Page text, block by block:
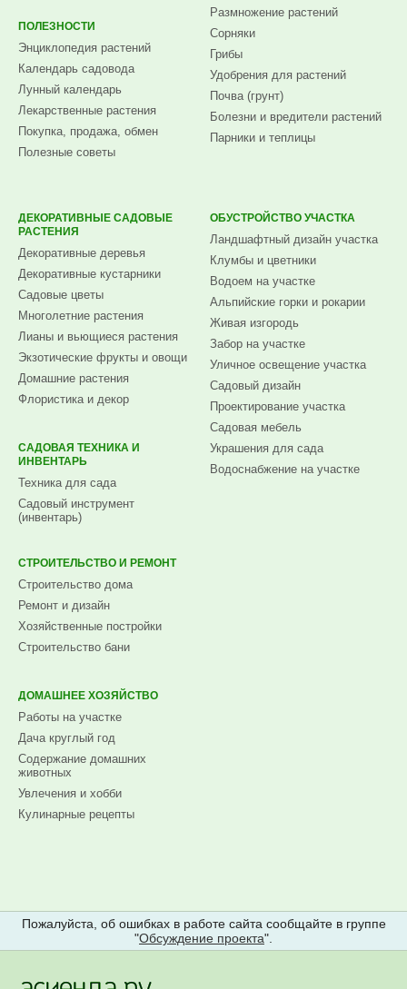
ПОЛЕЗНОСТИ
Энциклопедия растений
Календарь садовода
Лунный календарь
Лекарственные растения
Покупка, продажа, обмен
Полезные советы
Размножение растений
Сорняки
Грибы
Удобрения для растений
Почва (грунт)
Болезни и вредители растений
Парники и теплицы
ДЕКОРАТИВНЫЕ САДОВЫЕ
РАСТЕНИЯ
Декоративные деревья
Декоративные кустарники
Садовые цветы
Многолетние растения
Лианы и вьющиеся растения
Экзотические фрукты и овощи
Домашние растения
Флористика и декор
САДОВАЯ ТЕХНИКА И
ИНВЕНТАРЬ
Техника для сада
Садовый инструмент
(инвентарь)
ОБУСТРОЙСТВО УЧАСТКА
Ландшафтный дизайн участка
Клумбы и цветники
Водоем на участке
Альпийские горки и рокарии
Живая изгородь
Забор на участке
Уличное освещение участка
Садовый дизайн
Проектирование участка
Садовая мебель
Украшения для сада
Водоснабжение на участке
СТРОИТЕЛЬСТВО И РЕМОНТ
Строительство дома
Ремонт и дизайн
Хозяйственные постройки
Строительство бани
ДОМАШНЕЕ ХОЗЯЙСТВО
Работы на участке
Дача круглый год
Содержание домашних
животных
Увлечения и хобби
Кулинарные рецепты
Пожалуйста, об ошибках в работе сайта сообщайте в группе
"Обсуждение проекта".